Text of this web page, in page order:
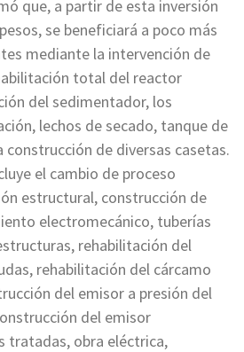
que, a partir de esta inversión
se beneficiará a poco más
mediante la intervención de
total del reactor
del sedimentador, los
lechos de secado, tanque de
de diversas casetas.
el cambio de proceso
estructural, construcción de
electromecánico, tuberías
rehabilitación del
rehabilitación del cárcamo
del emisor a presión del
del emisor
tratadas, obra eléctrica,